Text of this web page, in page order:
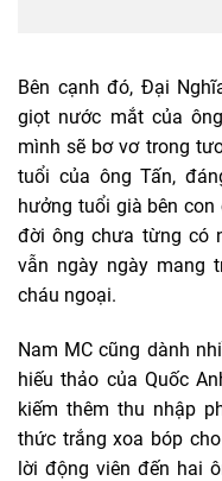
Bên cạnh đó, Đại
giọt nước mắt của
mình sẽ bơ vơ trong
tuổi của ông Tấn,
hưởng tuổi già bên
đời ông chưa từng có
vẫn ngày ngày mang
cháu ngoại.
Nam MC cũng dành
hiếu thảo của Quốc
kiếm thêm thu nhập
thức trắng xoa bóp
lời động viên đến hai